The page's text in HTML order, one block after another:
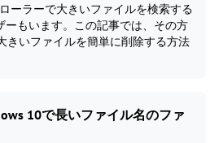
ーラーで大きいファイルを検索する
ーもいます。この記事では、その方
きいファイルを簡単に削除する方法
10で長いファイル名のファ